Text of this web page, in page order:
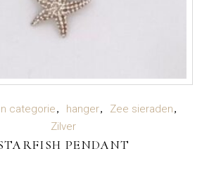
LEES VERDER
categorie hanger
Zee sieraden
Zilver
PENDANT